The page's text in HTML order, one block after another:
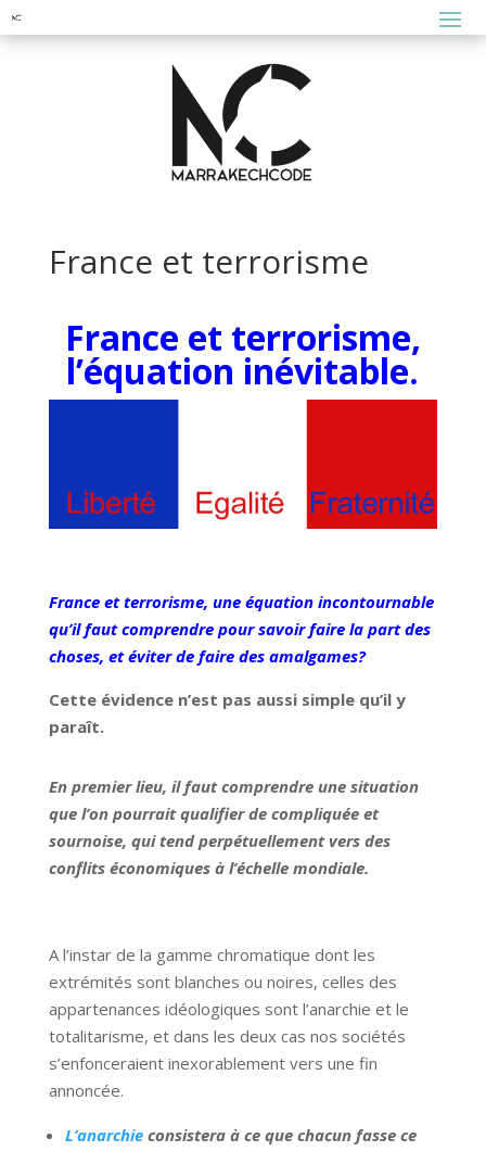
France et terrorisme
France et terrorisme,
l’équation inévitable.
France et terrorisme, une équation incontournable
qu’il faut comprendre pour savoir faire la part des
choses, et éviter de faire des amalgames?
Cette évidence n’est pas aussi simple qu’il y
paraît.
En premier lieu, il faut comprendre une situation
que l’on pourrait qualifier de compliquée et
sournoise, qui tend perpétuellement vers des
conflits économiques à l’échelle mondiale.
A l’instar de la gamme chromatique dont les
extrémités sont blanches ou noires, celles des
appartenances idéologiques sont l’anarchie et le
totalitarisme, et dans les deux cas nos sociétés
s’enfonceraient inexorablement vers une fin
annoncée.
L’anarchieconsistera à ce que chacun fasse ce